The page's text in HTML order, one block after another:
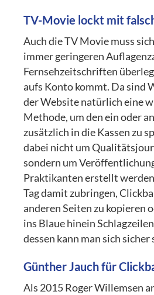
TV-Movie lockt mit
Auch die TV Movie muss
immer geringeren
Fernsehzeitschriften
aufs Konto kommt. Da sind
der Website natürlich eine
Methode, um den ein oder
zusätzlich in die Kassen zu
dabei nicht um
sondern um
Praktikanten erstellt
Tag damit zubringen,
anderen Seiten zu kopieren
ins Blaue hinein
dessen kann man sich sicher
Günther Jauch für
Als 2015 Roger Willemsen